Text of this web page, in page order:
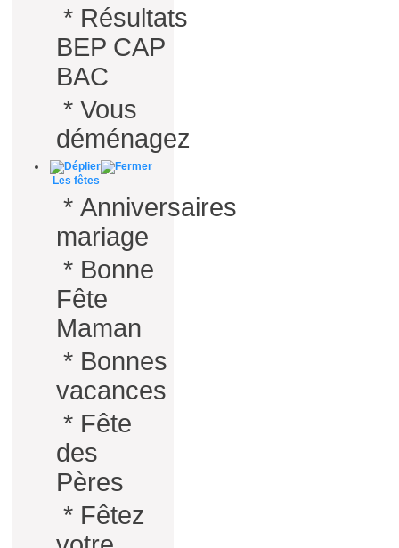
* Résultats
BEP CAP
BAC
* Vous
déménagez
Les fêtes
* Anniversaires
mariage
* Bonne
Fête
Maman
* Bonnes
vacances
* Fête
des
Pères
* Fêtez